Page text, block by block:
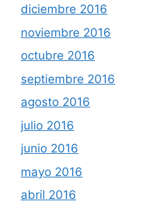
diciembre 2016
noviembre 2016
octubre 2016
septiembre 2016
agosto 2016
julio 2016
junio 2016
mayo 2016
abril 2016